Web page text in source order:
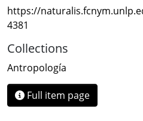
https://
4381
Collections
Antropología
Full item page